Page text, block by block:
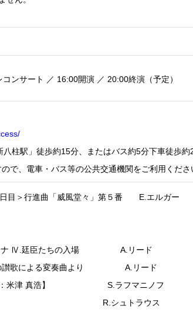
ンサート ／ 16:00開演 ／ 20:00終演（予定）
柱駅」徒歩約15分、またはバス約5分下車徒歩約2
で、電車・バス等の公共交通機関をご利用くださ
日目＞行進曲「威風堂々」第５番 E.エルガー
ーナ Ⅳ.廷臣たちの入場 A.リード
祭の讃歌による変奏曲より A.リード
アノ：米津 真浩】 S.ラフマニノフ
より R.シュトラウス